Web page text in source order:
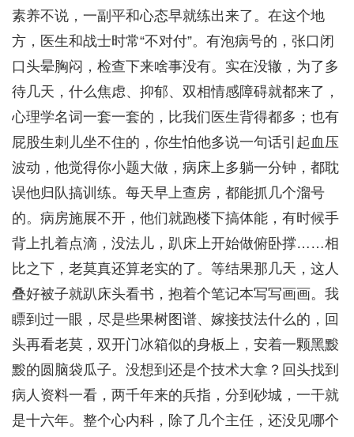
素养不说，一副平和心态早就练出来了。在这个地
方，医生和战士时常“不对付”。有泡病号的，张口闭
口头晕胸闷，检查下来啥事没有。实在没辙，为了多
待几天，什么焦虑、抑郁、双相情感障碍就都来了，
心理学名词一套一套的，比我们医生背得都多；也有
屁股生刺儿坐不住的，你生怕他多说一句话引起血压
波动，他觉得你小题大做，病床上多躺一分钟，都耽
误他归队搞训练。每天早上查房，都能抓几个溜号
的。病房施展不开，他们就跑楼下搞体能，有时候手
背上扎着点滴，没法儿，趴床上开始做俯卧撑……相
比之下，老莫真还算老实的了。等结果那几天，这人
叠好被子就趴床头看书，抱着个笔记本写写画画。我
瞟到过一眼，尽是些果树图谱、嫁接技法什么的，回
头再看老莫，双开门冰箱似的身板上，安着一颗黑黢
黢的圆脑袋瓜子。没想到还是个技术大拿？回头找到
病人资料一看，两千年来的兵指，分到砂城，一干就
是十六年。整个心内科，除了几个主任，还没见哪个